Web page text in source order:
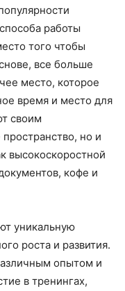
работы
того чтобы
все больше
место, которое
время и место для
своим
но и
высокоскоростной
кофе и
уникальную
роста и развития.
опытом и
в тренингах,